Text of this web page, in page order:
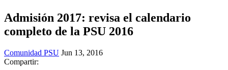
Admisión 2017: revisa el calendario
completo de la PSU 2016
Comunidad PSU Jun 13, 2016
Compartir: